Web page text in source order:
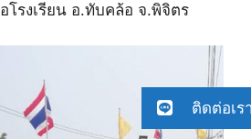
โรงเรียน อ.ทับคล้อ จ.พิจิตร
ติดต่อเร